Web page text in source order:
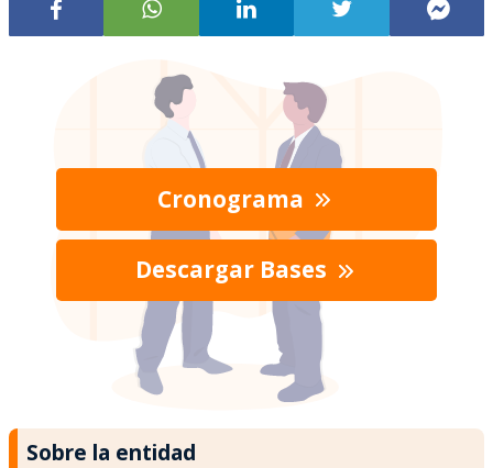
Cronograma
Descargar Bases
Sobre la entidad